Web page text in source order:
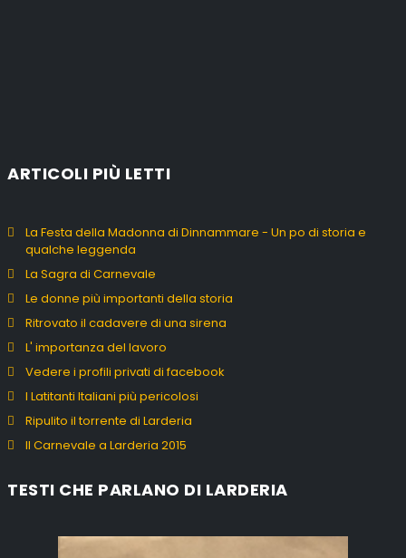
ARTICOLI PIÙ LETTI
La Festa della Madonna di Dinnammare - Un po di storia e
qualche leggenda
La Sagra di Carnevale
Le donne più importanti della storia
Ritrovato il cadavere di una sirena
L' importanza del lavoro
Vedere i profili privati di facebook
I Latitanti Italiani più pericolosi
Ripulito il torrente di Larderia
Il Carnevale a Larderia 2015
TESTI CHE PARLANO DI LARDERIA